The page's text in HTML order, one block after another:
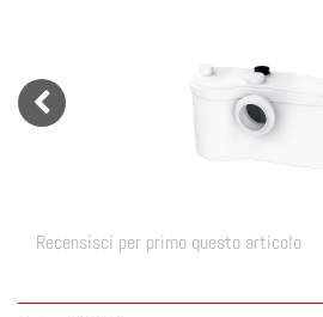
Recensisci per primo questo articolo